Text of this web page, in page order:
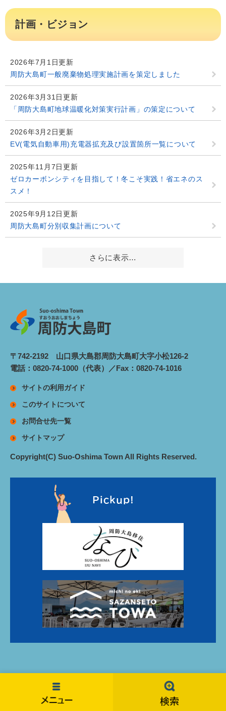
計画・ビジョン
2026年7月1日更新
周防大島町一般廃棄物処理実施計画を策定しました
2026年3月31日更新
「周防大島町地球温暖化対策実行計画」の策定について
2026年3月2日更新
EV(電気自動車用)充電器拡充及び設置箇所一覧について
2025年11月7日更新
ゼロカーボンシティを目指して！冬こそ実践！省エネのス
スメ！
2025年9月12日更新
周防大島町分別収集計画について
さらに表示…
〒742-2192 山口県大島郡周防大島町大字小松126-2
電話：0820-74-1000（代表）／Fax：0820-74-1016
サイトの利用ガイド
このサイトについて
お問合せ先一覧
サイトマップ
Copyright(C) Suo-Oshima Town All Rights Reserved.